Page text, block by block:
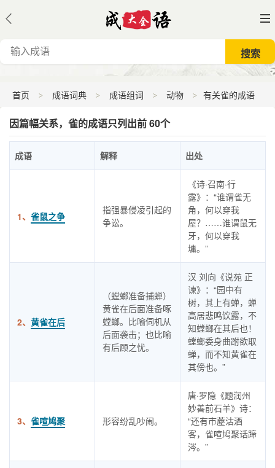
首页 成语词典 成语组词 动物 有关雀的成语
因篇幅关系，雀的成语只列出前 60个
成语 解释 出处
1、 雀鼠之争
指强暴侵凌引起的
争讼。
《诗·召南·行
露》：“谁谓雀无
角，何以穿我
屋？……谁谓鼠无
牙，何以穿我
墉。”
2、 黄雀在后
（螳螂准备捕蝉）
黄雀在后面准备啄
螳螂。比喻伺机从
后面袭击；也比喻
有后顾之忧。
汉 刘向《说苑 正
谏》：“园中有
树，其上有蝉，蝉
高居悲鸣饮露，不
知螳螂在其后也！
螳螂委身曲跗欲取
蝉，而不知黄雀在
其傍也。”
3、 雀喧鸠聚 形容纷乱吵闹。
唐·罗隐《题润州
妙善前石羊》诗：
“还有市薼沽酒
客，雀喧鸠聚话蹄
涔。”